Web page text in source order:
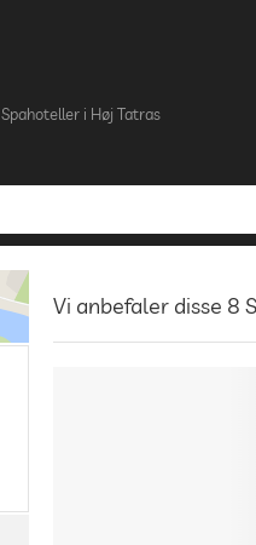
Spahoteller i Høj Tatras
Vi anbefaler disse 8